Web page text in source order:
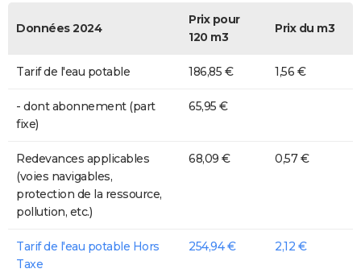
Données 2024
Prix pour
120 m3
Prix du m3
Tarif de l'eau potable 186,85 € 1,56 €
- dont abonnement (part
fixe)
65,95 €
Redevances applicables
(voies navigables,
protection de la ressource,
pollution, etc.)
68,09 € 0,57 €
Tarif de l'eau potable Hors
Taxe
254,94 € 2,12 €